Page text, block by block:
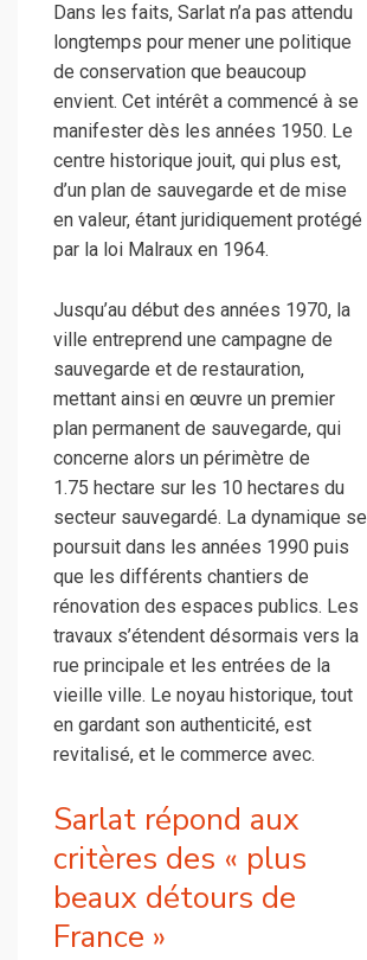
Dans les faits, Sarlat n’a pas attendu
longtemps pour mener une politique
de conservation que beaucoup
envient. Cet intérêt a commencé à se
manifester dès les années 1950. Le
centre historique jouit, qui plus est,
d’un plan de sauvegarde et de mise
en valeur, étant juridiquement protégé
par la loi Malraux en 1964.
Jusqu’au début des années 1970, la
ville entreprend une campagne de
sauvegarde et de restauration,
mettant ainsi en œuvre un premier
plan permanent de sauvegarde, qui
concerne alors un périmètre de
1.75 hectare sur les 10 hectares du
secteur sauvegardé. La dynamique se
poursuit dans les années 1990 puis
que les différents chantiers de
rénovation des espaces publics. Les
travaux s’étendent désormais vers la
rue principale et les entrées de la
vieille ville. Le noyau historique, tout
en gardant son authenticité, est
revitalisé, et le commerce avec.
Sarlat répond aux
critères des « plus
beaux détours de
France »